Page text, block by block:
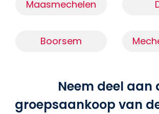
Maasmechelen
Boorsem
Neem deel aan
groepsaankoop van